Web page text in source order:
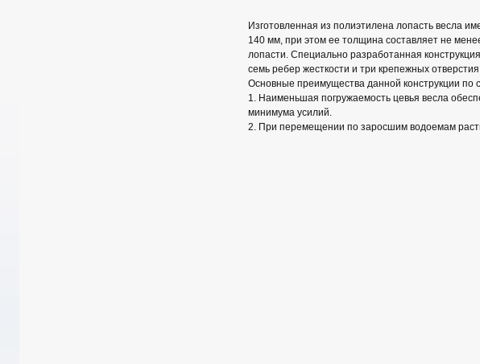
Изготовленная из полиэтилена лопасть весла
140 мм, при этом ее толщина составляет не
лопасти. Специально разработанная
семь ребер жесткости и три крепежных
Основные преимущества данной конструкции
1. Наименьшая погружаемость цевья весла
минимума усилий.
2. При перемещении по заросшим водоемам